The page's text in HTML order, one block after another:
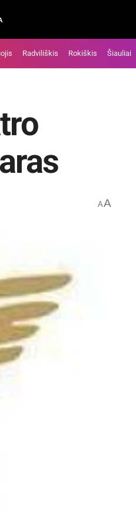
Radviliškis Rokiškis Šiauliai
AA